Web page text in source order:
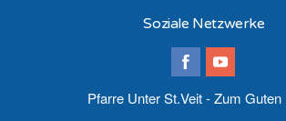
Soziale Netzwerke
Pfarre Unter St.Veit - Zum Guten